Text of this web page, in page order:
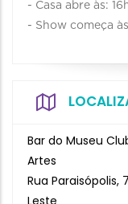
- Casa abre às:
- Show começa
Bar do Museu
Artes
Rua Paraisópolis,
Leste